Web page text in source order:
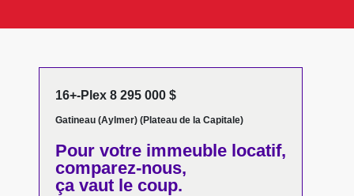
16+-Plex 8 295 000 $
Gatineau (Aylmer) (Plateau de la Capitale)
Pour votreimmeuble locatif,
comparez-nous,
ça vaut le coup.